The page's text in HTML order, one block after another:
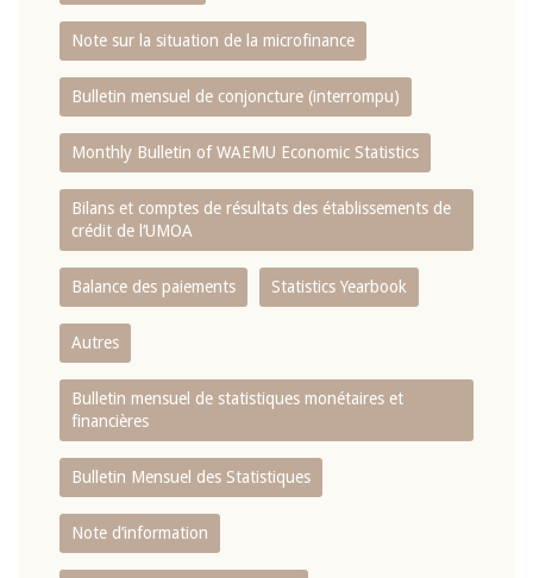
Note sur la situation de la microfinance
Bulletin mensuel de conjoncture (interrompu)
Monthly Bulletin of WAEMU Economic Statistics
Bilans et comptes de résultats des établissements de
crédit de l‘UMOA
Balance des paiements Statistics Yearbook
Autres
Bulletin mensuel de statistiques monétaires et
financières
Bulletin Mensuel des Statistiques
Note d’information